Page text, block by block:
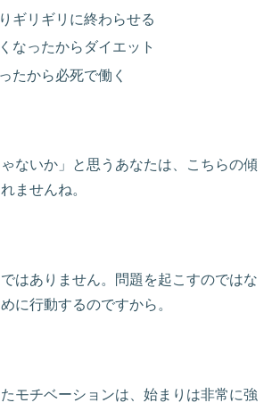
ギリギリに終わらせる
なったからダイエット
たから必死で働く
ゃないか」と思うあなたは、こちらの傾
ませんね。
はありません。問題を起こすのではな
に行動するのですから。
モチベーションは、始まりは非常に強